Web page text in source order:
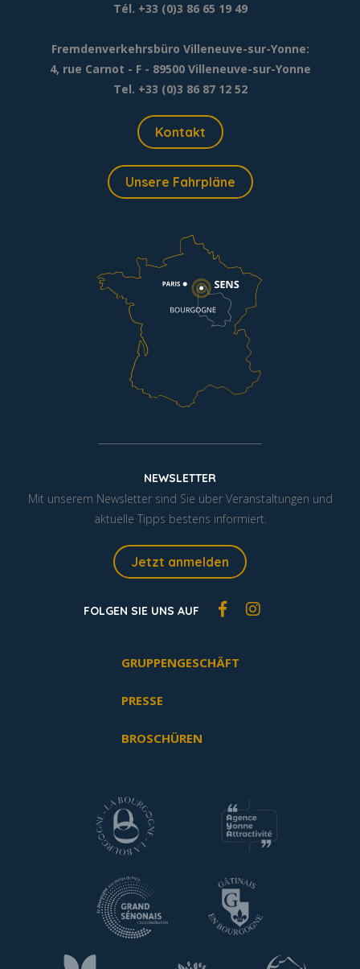
Tél. +33 (0)3 86 65 19 49
Fremdenverkehrsbüro Villeneuve-sur-Yonne:
4, rue Carnot - F - 89500 Villeneuve-sur-Yonne
Tel. +33 (0)3 86 87 12 52
Kontakt
Unsere Fahrpläne
NEWSLETTER
Mit unserem Newsletter sind Sie über Veranstaltungen und
aktuelle Tipps bestens informiert.
Jetzt anmelden
FOLGEN SIE UNS AUF
GRUPPENGESCHÄFT
PRESSE
BROSCHÜREN